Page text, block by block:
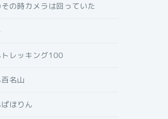
の時カメラは回っていた
トレッキング100
名山
ほりん